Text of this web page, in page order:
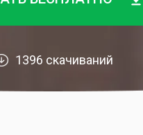
1396 скачиваний